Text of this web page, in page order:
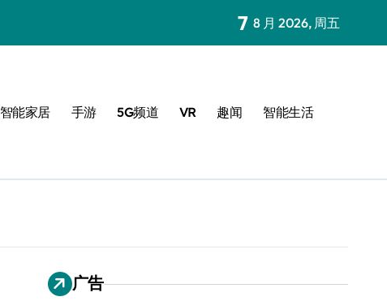
7 8 月 2026, 周五
智能家居 手游 5G频道 VR 趣闻 智能生活
广告